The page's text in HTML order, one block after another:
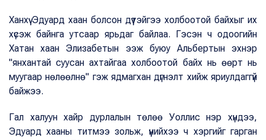
Ханхүү Эдуард хаан болсон дүүтэйгээ холбоотой байхыг их
хүсэж байнга утсаар ярьдаг байлаа. Гэсэн ч одоогийн
Хатан хаан Элизабетын ээж буюу Альбертын эхнэр
"янхантай суусан ахтайгаа холбоотой байх нь өөрт нь
муугаар нөлөөлнө" гэж ядмагхан дүгнэлт хийж яриулдаггүй
байжээ.
Гал халуун хайр дурлалын төлөө Уоллис нэр хүндээ,
Эдуард хааны титмээ зольж, үүнийхээ ч хэргийг гарган